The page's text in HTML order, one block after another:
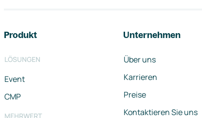
Produkt
LÖSUNGEN
Event
CMP
MEHRWERT
Unternehmen
Über uns
Karrieren
Preise
Kontaktieren Sie uns